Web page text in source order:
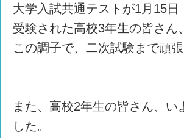
大学入試共通テストが1月15
受験された高校3年生の皆さん
この調子で、二次試験まで頑
また、高校2年生の皆さん、
した。